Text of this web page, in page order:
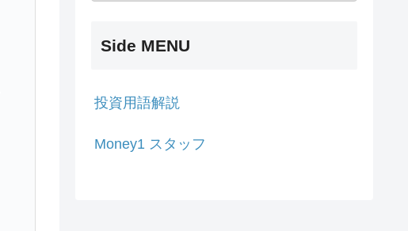
Side MENU
投資用語解説
Money1 スタッフ